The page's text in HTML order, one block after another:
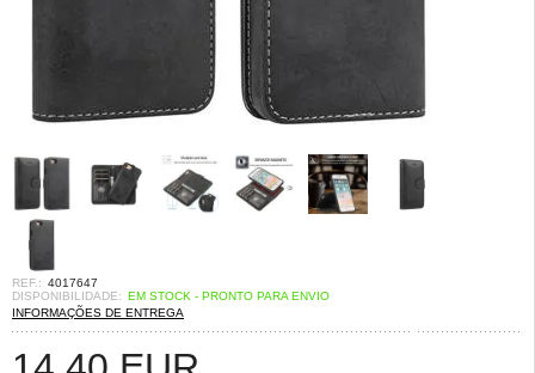
REF.: 4017647
DISPONIBILIDADE: EM STOCK - PRONTO PARA ENVIO
INFORMAÇÕES DE ENTREGA